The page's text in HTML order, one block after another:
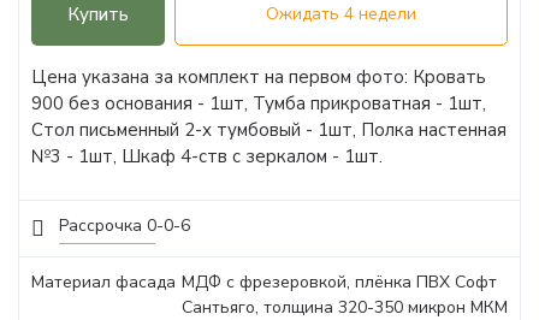
Рассрочка 0-0-6
Купить Ожидать 4 недели
Цена указана за комплект на первом фото: Кровать
900 без основания - 1шт, Тумба прикроватная - 1шт,
Стол письменный 2-х тумбовый - 1шт, Полка настенная
№3 - 1шт, Шкаф 4-ств с зеркалом - 1шт.
Материал фасада МДФ с фрезеровкой, плёнка ПВХ Софт
Сантьяго, толщина 320-350 микрон МКМ